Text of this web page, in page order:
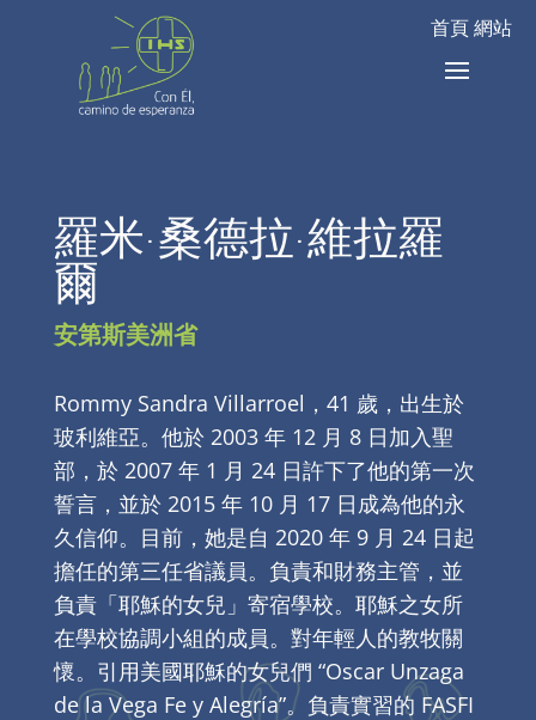
首頁 網站
羅米·桑德拉·維拉羅
爾
安第斯美洲省
Rommy Sandra Villarroel，41 歲，出生於
玻利維亞。他於 2003 年 12 月 8 日加入聖
部，於 2007 年 1 月 24 日許下了他的第一次
誓言，並於 2015 年 10 月 17 日成為他的永
久信仰。目前，她是自 2020 年 9 月 24 日起
擔任的第三任省議員。負責和財務主管，並
負責「耶穌的女兒」寄宿學校。耶穌之女所
在學校協調小組的成員。對年輕人的教牧關
懷。引用美國耶穌的女兒們 “Oscar Unzaga
de la Vega Fe y Alegría”。負責實習的 FASFI